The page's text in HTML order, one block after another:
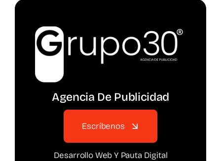
Agencia De Publicidad
Escríbenos
Desarrollo Web Y Pauta Digital